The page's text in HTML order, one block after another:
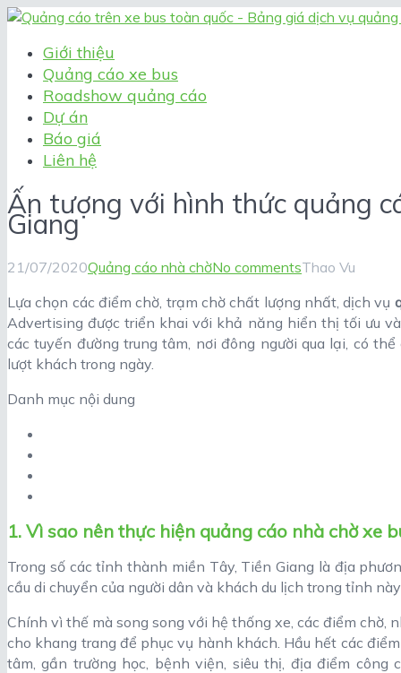
Giới thiệu
Quảng cáo xe bus
Roadshow quảng cáo
Dự án
Báo giá
Liên hệ
Ấn tượng với hình thức quảng
Giang
21/07/2020Quảng cáo nhà chờNo commentsThao Vu
Lựa chọn các điểm chờ, trạm chờ chất lượng nhất, dịch vụ
Advertising được triển khai với khả năng hiển thị tối ưu
các tuyến đường trung tâm, nơi đông người qua lại, có
lượt khách trong ngày.
Danh mục nội dung
1. Vì sao nên thực hiện quảng cáo nhà chờ xe
Trong số các tỉnh thành miền Tây, Tiền Giang là địa
cầu di chuyển của người dân và khách du lịch trong tỉnh
Chính vì thế mà song song với hệ thống xe, các điểm chờ,
cho khang trang để phục vụ hành khách. Hầu hết các
tâm, gần trường học, bệnh viện, siêu thị, địa điểm công